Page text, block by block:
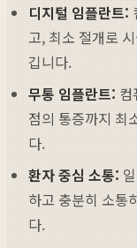
디지털 임플란트:
고, 최소 절개로
깁니다.
무통 임플란트: 컴
점의 통증까지 최
다.
환자 중심 소통:
하고 충분히 소통
다.